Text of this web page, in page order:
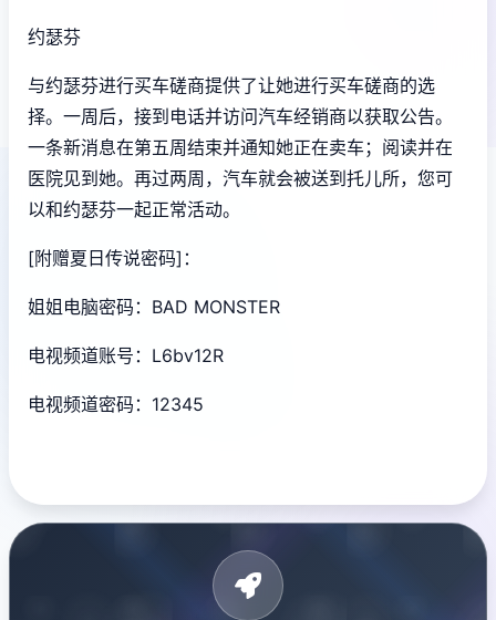
约瑟芬
与约瑟芬进行买车磋商提供了让她进行买车磋商的选
择。一周后，接到电话并访问汽车经销商以获取公告。
一条新消息在第五周结束并通知她正在卖车；阅读并在
医院见到她。再过两周，汽车就会被送到托儿所，您可
以和约瑟芬一起正常活动。
[附赠夏日传说密码]：
姐姐电脑密码：BAD MONSTER
电视频道账号：L6bv12R
电视频道密码：12345